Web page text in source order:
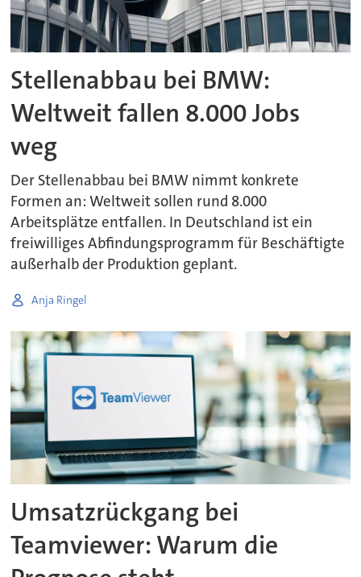
Stellenabbau bei BMW:
Weltweit fallen 8.000 Jobs
weg
Der Stellenabbau bei BMW nimmt konkrete
Formen an: Weltweit sollen rund 8.000
Arbeitsplätze entfallen. In Deutschland ist ein
freiwilliges Abfindungsprogramm für Beschäftigte
außerhalb der Produktion geplant.
Anja Ringel
Umsatzrückgang bei
Teamviewer: Warum die